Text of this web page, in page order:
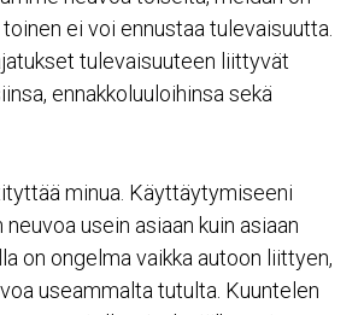
ei voi ennustaa tulevaisuutta.
tulevaisuuteen liittyvät
ennakkoluuloihinsa sekä
minua. Käyttäytymiseeni
neuvoa usein asiaan kuin asiaan
on ongelma vaikka autoon liittyen,
useammalta tutulta. Kuuntelen